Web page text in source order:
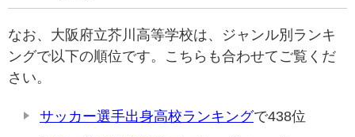
なお、大阪府立芥川高等学校は、ジャンル別ランキ
ングで以下の順位です。こちらも合わせてご覧くだ
さい。
サッカー選手出身高校ランキングで438位